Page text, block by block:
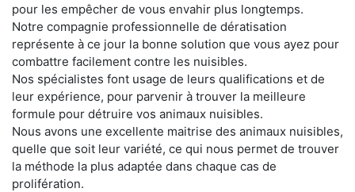
pour les empêcher de vous envahir plus longtemps.
Notre compagnie professionnelle de dératisation
représente à ce jour la bonne solution que vous ayez pour
combattre facilement contre les nuisibles.
Nos spécialistes font usage de leurs qualifications et de
leur expérience, pour parvenir à trouver la meilleure
formule pour détruire vos animaux nuisibles.
Nous avons une excellente maitrise des animaux nuisibles,
quelle que soit leur variété, ce qui nous permet de trouver
la méthode la plus adaptée dans chaque cas de
prolifération.